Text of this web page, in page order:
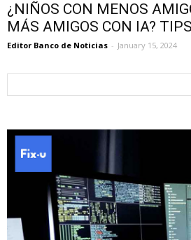
¿NIÑOS CON MENOS
MÁS AMIGOS CON IA?
Editor Banco de Noticias - January 15, 2024